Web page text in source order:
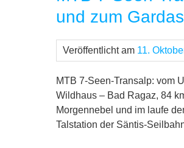
und zum
Veröffentlicht am 11.
MTB 7-Seen-Transalp: vom
Wildhaus – Bad Ragaz, 84
Morgennebel und im laufe
Talstation der Säntis-